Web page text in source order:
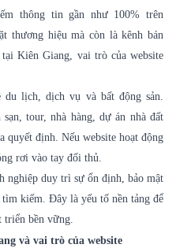
thông tin gần như 100% trên
thương hiệu mà còn là kênh bán
Kiên Giang, vai trò của website
lịch, dịch vụ và bất động sản.
tour, nhà hàng, dự án nhà đất
định. Nếu website hoạt động
rơi vào tay đối thủ.
nghiệp duy trì sự ổn định, bảo mật
kiếm. Đây là yếu tố nền tảng để
bền vững.
và vai trò của website